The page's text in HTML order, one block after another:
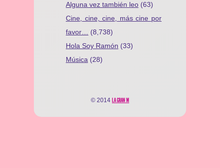
Alguna vez también leo (63)
Cine, cine, cine, más cine por
favor…
(8,738)
Hola Soy Ramón (33)
Música (28)
© 2014 LA GRAN M